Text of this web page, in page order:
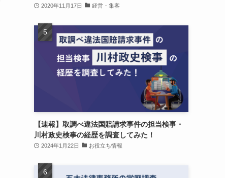
2020年11月17日 経営・集客
【速報】取調べ違法国賠請求事件の担当検事・
川村政史検事の経歴を調査してみた！
2024年1月22日 お役立ち情報